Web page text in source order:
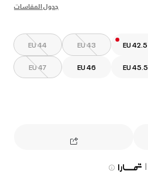
جدول المقاسات
EU 42.5
EU 43
EU 44
EU 45.5
EU 46
EU 47
|